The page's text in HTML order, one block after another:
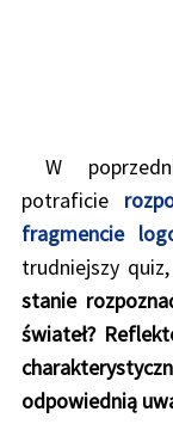
W
potraficie
fragmencie
trudniejszy
stanie
świateł?
odpowiednią